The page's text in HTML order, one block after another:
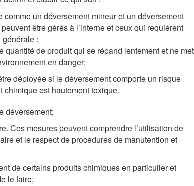
un déversement mineur et un déversement
être gérés à l’interne et ceux qui requièrent
générale :
quantité de produit qui se répand lentement et ne met
en danger;
déployée si le déversement comporte un risque
chimique est hautement toxique.
déversement;
Ces mesures peuvent comprendre l’utilisation de
et le respect de procédures de manutention et
de certains produits chimiques en particulier et
le faire;